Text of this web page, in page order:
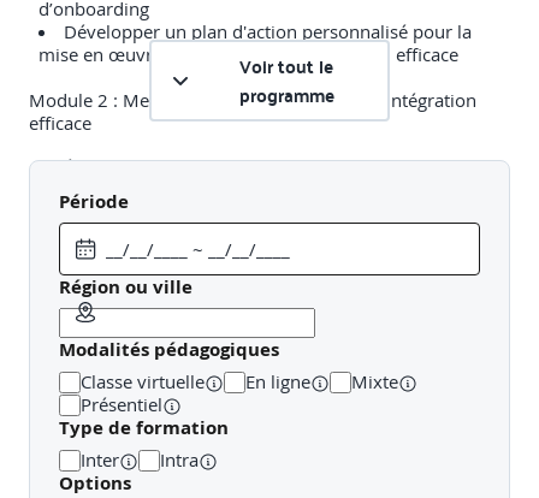
d’onboarding
Développer un plan d'action personnalisé pour la
mise en œuvre d'un parcours d'intégration efficace
Module 2 : Mettre en œuvre un parcours d'intégration
efficace
Établir le programme d’intégration du nouveau
collaborateur et organiser son accueil
Utiliser des outils et des ressources pour faciliter
l'intégration des nouveaux collaborateurs
Créer des documents d’accueil et de suivi
Évaluer l'efficacité de leur programme d'intégration et
apporter les ajustements nécessaires
Voir tout le
programme
Période
Région ou ville
Modalités pédagogiques
Classe virtuelle En ligne
Mixte
Présentiel
Type de formation
Inter Intra
Options